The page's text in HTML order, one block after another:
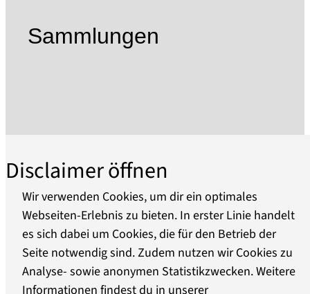
Kulturerbes der Menschheit aufgenommen
wurde.
auf vielfältige Weise der Öffentlichkeit
zugänglich. Die SPSG ist ein Zusammenschluss
der nach 1945 getrennten
Schlösserverwaltungen in Potsdam und West-
Berlin und knüpft an die bereits 1927 im Zuge
der Vermögensauseinandersetzung mit dem
Haus Hohenzollern gegründete preußische
Schlösserverwaltung an.
Sammlungen
Über uns
Barrierefreiheit
Disclaimer öffnen
Wir verwenden Cookies, um dir ein optimales
Webseiten-Erlebnis zu bieten. In erster Linie handelt
es sich dabei um Cookies, die für den Betrieb der
Seite notwendig sind. Zudem nutzen wir Cookies zu
Analyse- sowie anonymen Statistikzwecken. Weitere
Informationen findest du in unserer